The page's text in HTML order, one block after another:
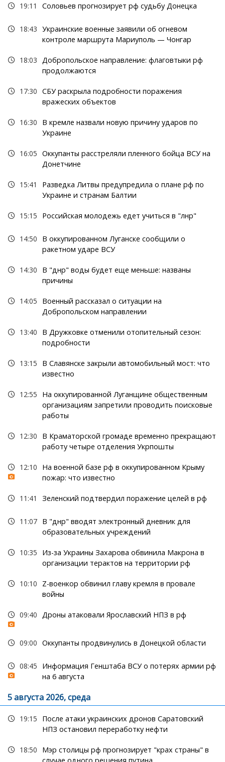
19:11 Соловьев прогнозирует рф судьбу Донецка
18:43 Украинские военные заявили об огневом
контроле маршрута Мариуполь — Чонгар
18:03
Добропольское направление: флаговтыки рф
продолжаются
17:30 СБУ раскрыла подробности поражения
вражеских объектов
16:30
В кремле назвали новую причину ударов по
Украине
16:05 Оккупанты расстреляли пленного бойца ВСУ на
Донетчине
15:41
Разведка Литвы предупредила о плане рф по
Украине и странам Балтии
15:15 Российская молодежь едет учиться в "лнр"
14:50
В оккупированном Луганске сообщили о
ракетном ударе ВСУ
14:30
В "днр" воды будет еще меньше: названы
причины
14:05
Военный рассказал о ситуации на
Добропольском направлении
13:40
В Дружковке отменили отопительный сезон:
подробности
13:15
В Славянске закрыли автомобильный мост: что
известно
12:55
На оккупированной Луганщине общественным
организациям запретили проводить поисковые
работы
12:30
В Краматорской громаде временно прекращают
работу четыре отделения Укрпошты
12:10
На военной базе рф в оккупированном Крыму
пожар: что известно
11:41 Зеленский подтвердил поражение целей в рф
11:07 В "днр" вводят электронный дневник для
образовательных учреждений
10:35
Из-за Украины Захарова обвинила Макрона в
организации терактов на территории рф
10:10
Z-военкор обвинил главу кремля в провале
войны
09:40 Дроны атаковали Ярославский НПЗ в рф
09:00 Оккупанты продвинулись в Донецкой области
08:45
Информация Генштаба ВСУ о потерях армии рф
на 6 августа
5 августа 2026, среда
19:15
После атаки украинских дронов Саратовский
НПЗ остановил переработку нефти
18:50
Мэр столицы рф прогнозирует "крах страны" в